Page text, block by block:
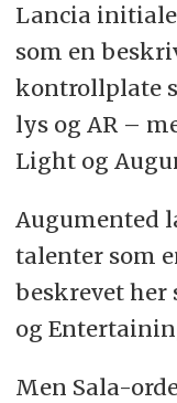
Lancia
som en
kontrollplate
lys og AR –
Light og
Augumented
talenter som
beskrevet her
og
Men Sala-